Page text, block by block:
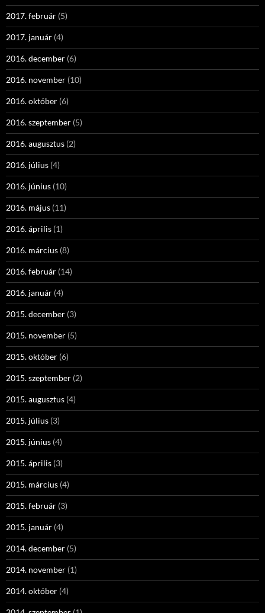
2017. február (5)
2017. január (4)
2016. december (6)
2016. november (10)
2016. október (6)
2016. szeptember (5)
2016. augusztus (2)
2016. július (4)
2016. június (10)
2016. május (11)
2016. április (1)
2016. március (8)
2016. február (14)
2016. január (4)
2015. december (3)
2015. november (5)
2015. október (6)
2015. szeptember (2)
2015. augusztus (4)
2015. július (3)
2015. június (4)
2015. április (3)
2015. március (4)
2015. február (3)
2015. január (4)
2014. december (5)
2014. november (1)
2014. október (4)